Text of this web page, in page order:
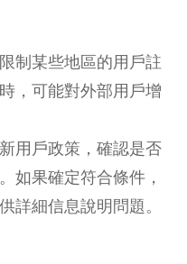
制某些地區的用戶註
，可能對外部用戶增
用戶政策，確認是否
如果確定符合條件，
詳細信息說明問題。